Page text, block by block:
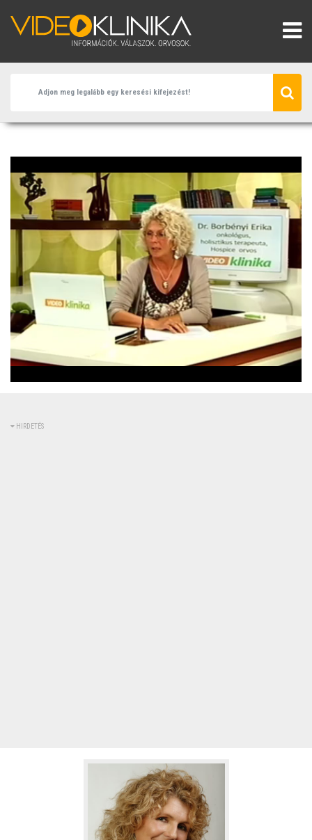
kikapcsolva
0%
0%
HIRDETÉS